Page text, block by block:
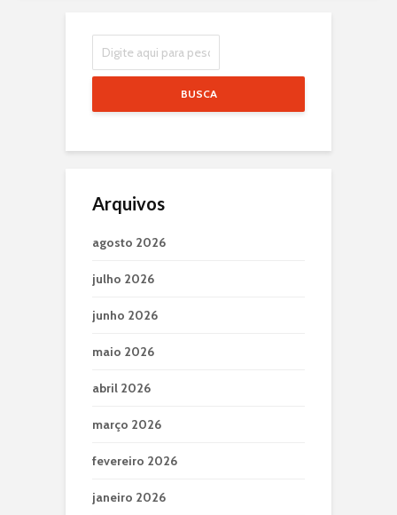
BUSCA
Arquivos
agosto 2026
julho 2026
junho 2026
maio 2026
abril 2026
março 2026
fevereiro 2026
janeiro 2026